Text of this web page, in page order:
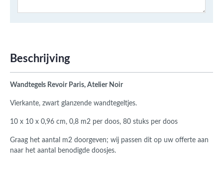
Beschrijving
Wandtegels Revoir Paris, Atelier Noir
Vierkante, zwart glanzende wandtegeltjes.
10 x 10 x 0,96 cm, 0,8 m2 per doos, 80 stuks per doos
Graag het aantal m2 doorgeven; wij passen dit op uw offerte aan
naar het aantal benodigde doosjes.